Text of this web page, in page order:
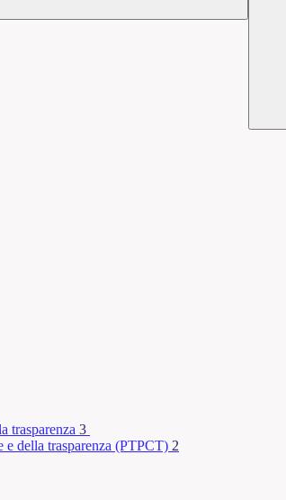
trasparenza 3
e della trasparenza (PTPCT) 2